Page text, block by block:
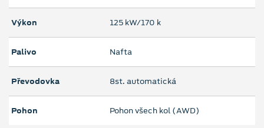
Výkon 125 kW/170 k
Palivo Nafta
Převodovka 8st. automatická
Pohon Pohon všech kol (AWD)